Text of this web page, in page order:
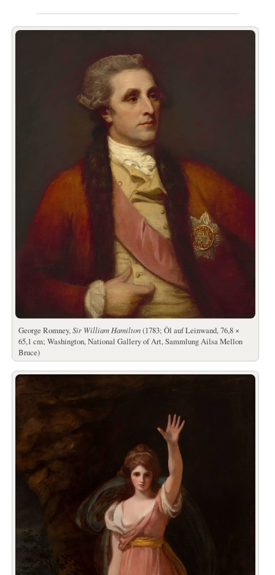
George Romney,Sir William Hamilton(1783; Öl auf Leinwand, 76,8 ×
65,1 cm; Washington, National Gallery of Art, Sammlung Ailsa Mellon
Bruce)